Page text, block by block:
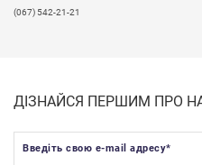
(067) 542-21-21
ДІЗНАЙСЯ ПЕРШИМ ПРО
Введіть свою e-mail адресу*